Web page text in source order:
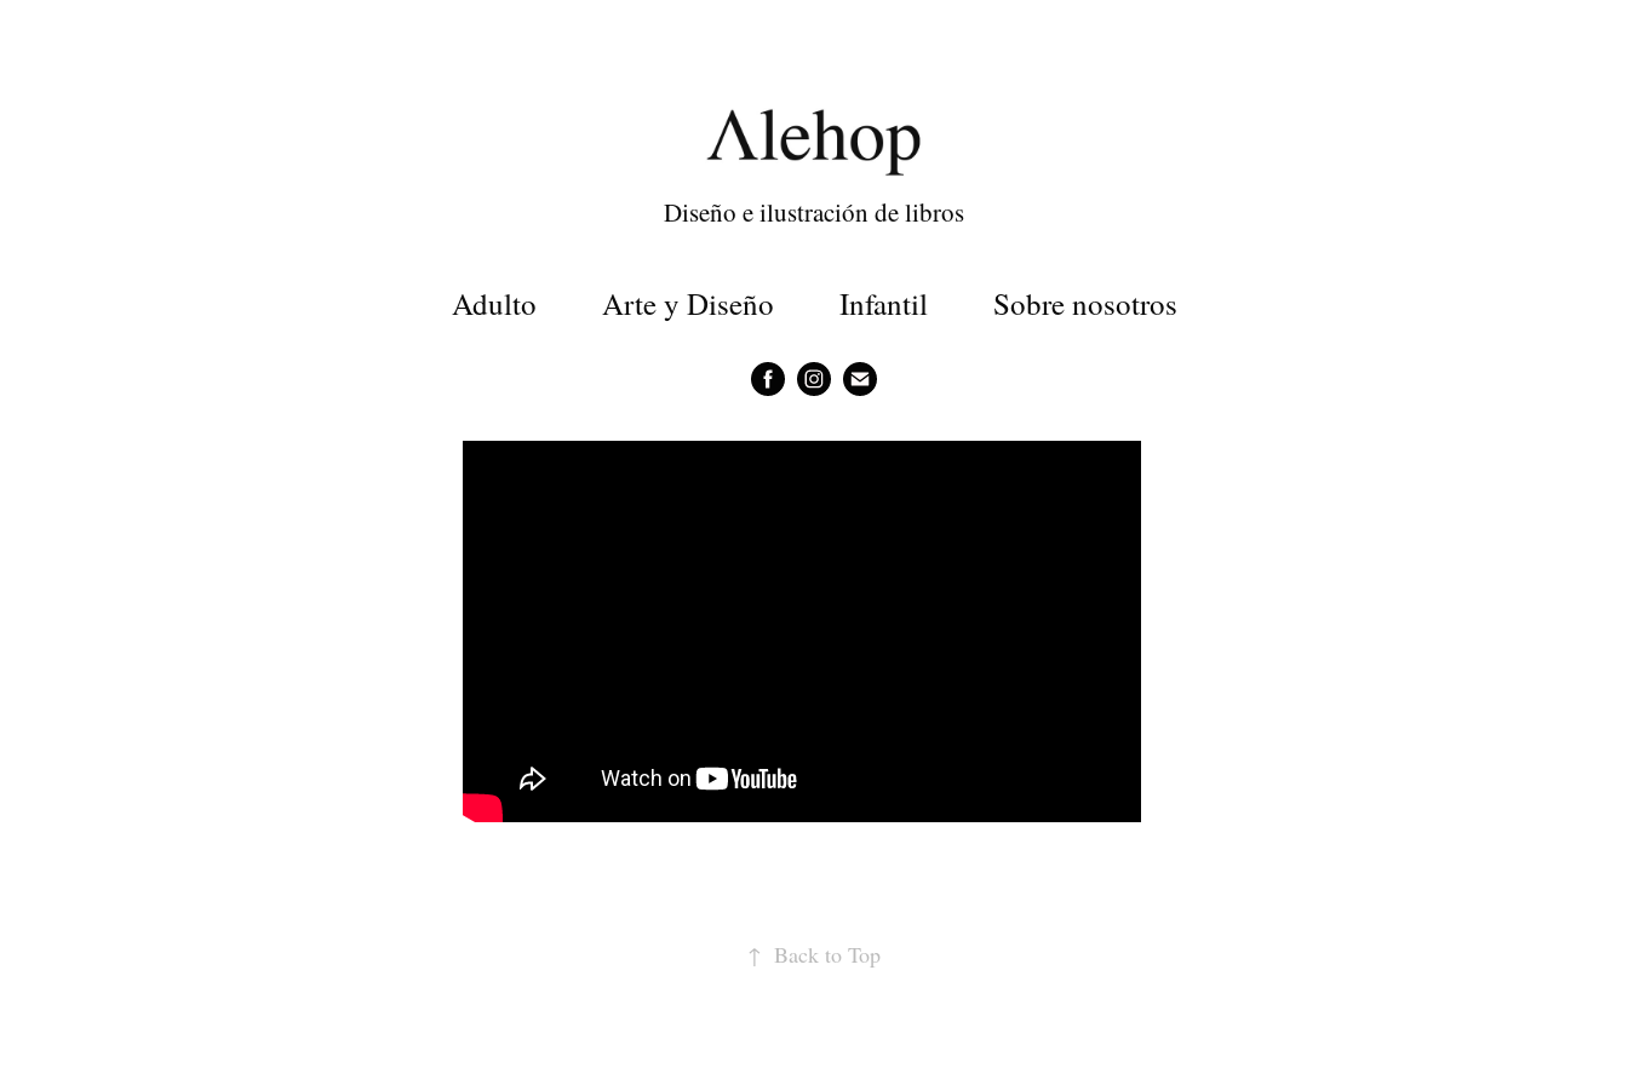
Diseño e ilustración de libros
Adulto Arte y Diseño Infantil Sobre nosotros
↑ Back to Top